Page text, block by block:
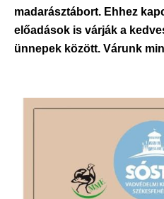
madarásztábort. Ehhez
előadások is várják a
ünnepek között. Várunk